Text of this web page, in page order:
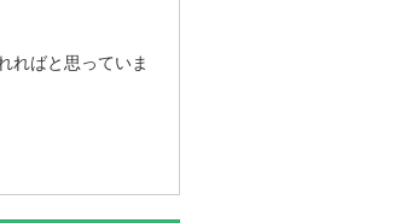
ればと思っていま